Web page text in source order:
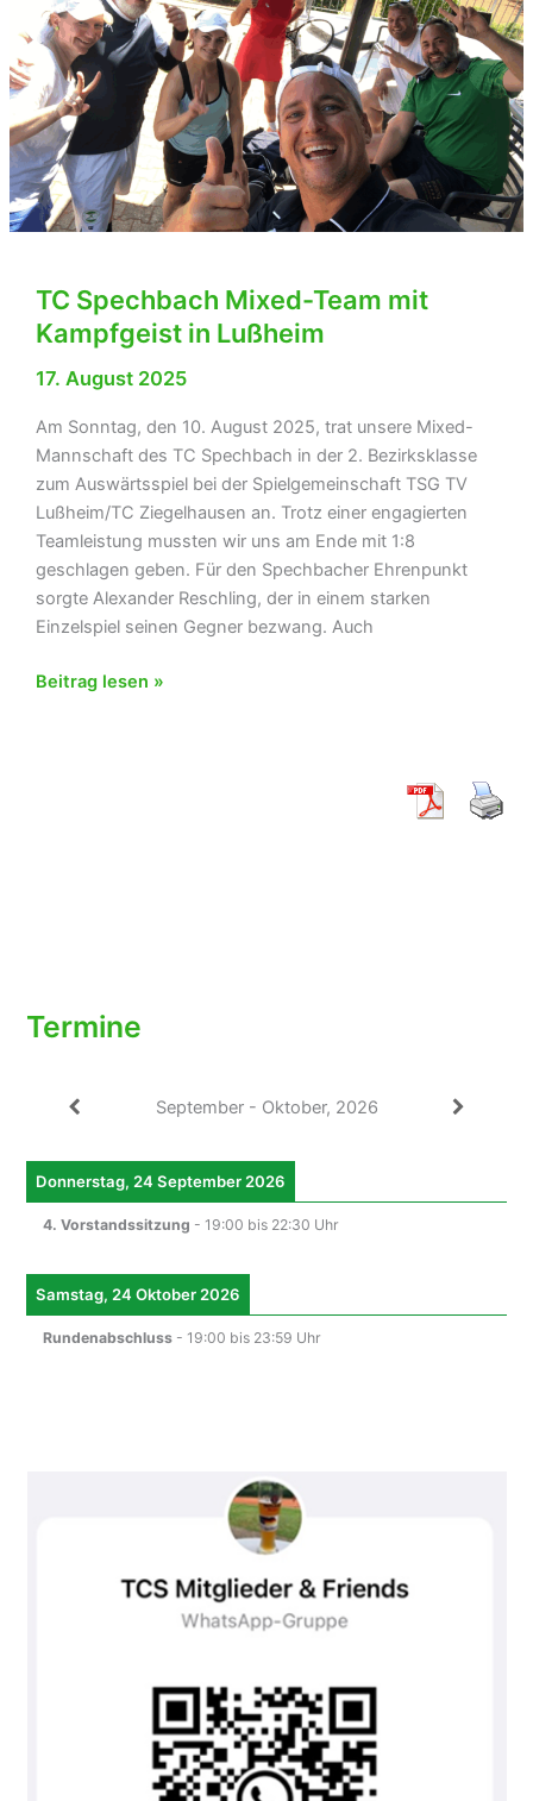
Termine
September - Oktober, 2026
Donnerstag, 24 September 2026
4. Vorstandssitzung - 19:00 bis 22:30 Uhr
Samstag, 24 Oktober 2026
Rundenabschluss - 19:00 bis 23:59 Uhr
–
4:5
gegen
VFB
1924
Epfenbach
TC Spechbach Mixed-Team mit
Kampfgeist in Lußheim
17. August 2025
Am Sonntag, den 10. August 2025, trat unsere Mixed-
Mannschaft des TC Spechbach in der 2. Bezirksklasse
zum Auswärtsspiel bei der Spielgemeinschaft TSG TV
Lußheim/TC Ziegelhausen an. Trotz einer engagierten
Teamleistung mussten wir uns am Ende mit 1:8
geschlagen geben. Für den Spechbacher Ehrenpunkt
sorgte Alexander Reschling, der in einem starken
Einzelspiel seinen Gegner bezwang. Auch
TC
Beitrag lesen »